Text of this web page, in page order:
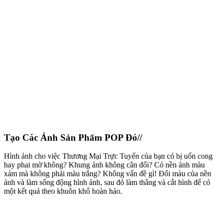
Tạo Các Ảnh Sản Phẩm POP Đó//
Hình ảnh cho việc Thương Mại Trực Tuyến của bạn có bị uốn cong
hay phai mờ không? Khung ảnh không cân đối? Có nền ảnh màu
xám mà không phải màu trắng? Không vấn đề gì! Đổi màu của nền
ảnh và làm sống động hình ảnh, sau đó làm thẳng và cắt hình để có
một kết quả theo khuôn khổ hoàn hảo.